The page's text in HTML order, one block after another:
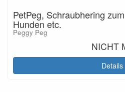
PetPeg, Schraubhering
Hunden etc.
Peggy Peg
NICHT
Details